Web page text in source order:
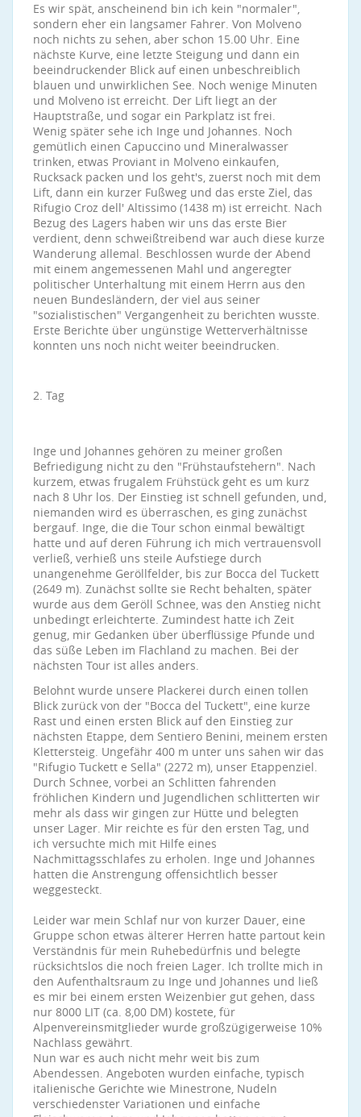
Es wir spät, anscheinend bin ich kein "normaler",
sondern eher ein langsamer Fahrer. Von Molveno
noch nichts zu sehen, aber schon 15.00 Uhr. Eine
nächste Kurve, eine letzte Steigung und dann ein
beeindruckender Blick auf einen unbeschreiblich
blauen und unwirklichen See. Noch wenige Minuten
und Molveno ist erreicht. Der Lift liegt an der
Hauptstraße, und sogar ein Parkplatz ist frei.
Wenig später sehe ich Inge und Johannes. Noch
gemütlich einen Capuccino und Mineralwasser
trinken, etwas Proviant in Molveno einkaufen,
Rucksack packen und los geht's, zuerst noch mit dem
Lift, dann ein kurzer Fußweg und das erste Ziel, das
Rifugio Croz dell' Altissimo (1438 m) ist erreicht. Nach
Bezug des Lagers haben wir uns das erste Bier
verdient, denn schweißtreibend war auch diese kurze
Wanderung allemal. Beschlossen wurde der Abend
mit einem angemessenen Mahl und angeregter
politischer Unterhaltung mit einem Herrn aus den
neuen Bundesländern, der viel aus seiner
"sozialistischen" Vergangenheit zu berichten wusste.
Erste Berichte über ungünstige Wetterverhältnisse
konnten uns noch nicht weiter beeindrucken.
2. Tag
Inge und Johannes gehören zu meiner großen
Befriedigung nicht zu den "Frühstaufstehern". Nach
kurzem, etwas frugalem Frühstück geht es um kurz
nach 8 Uhr los. Der Einstieg ist schnell gefunden, und,
niemanden wird es überraschen, es ging zunächst
bergauf. Inge, die die Tour schon einmal bewältigt
hatte und auf deren Führung ich mich vertrauensvoll
verließ, verhieß uns steile Aufstiege durch
unangenehme Geröllfelder, bis zur Bocca del Tuckett
(2649 m). Zunächst sollte sie Recht behalten, später
wurde aus dem Geröll Schnee, was den Anstieg nicht
unbedingt erleichterte. Zumindest hatte ich Zeit
genug, mir Gedanken über überflüssige Pfunde und
das süße Leben im Flachland zu machen. Bei der
nächsten Tour ist alles anders.
Belohnt wurde unsere Plackerei durch einen tollen
Blick zurück von der "Bocca del Tuckett", eine kurze
Rast und einen ersten Blick auf den Einstieg zur
nächsten Etappe, dem Sentiero Benini, meinem ersten
Klettersteig. Ungefähr 400 m unter uns sahen wir das
"Rifugio Tuckett e Sella" (2272 m), unser Etappenziel.
Durch Schnee, vorbei an Schlitten fahrenden
fröhlichen Kindern und Jugendlichen schlitterten wir
mehr als dass wir gingen zur Hütte und belegten
unser Lager. Mir reichte es für den ersten Tag, und
ich versuchte mich mit Hilfe eines
Nachmittagsschlafes zu erholen. Inge und Johannes
hatten die Anstrengung offensichtlich besser
weggesteckt.
Leider war mein Schlaf nur von kurzer Dauer, eine
Gruppe schon etwas älterer Herren hatte partout kein
Verständnis für mein Ruhebedürfnis und belegte
rücksichtslos die noch freien Lager. Ich trollte mich in
den Aufenthaltsraum zu Inge und Johannes und ließ
es mir bei einem ersten Weizenbier gut gehen, dass
nur 8000 LIT (ca. 8,00 DM) kostete, für
Alpenvereinsmitglieder wurde großzügigerweise 10%
Nachlass gewährt.
Nun war es auch nicht mehr weit bis zum
Abendessen. Angeboten wurden einfache, typisch
italienische Gerichte wie Minestrone, Nudeln
verschiedenster Variationen und einfache